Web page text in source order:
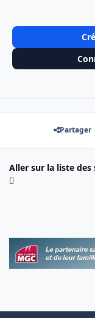
Partager
Aller sur la liste des